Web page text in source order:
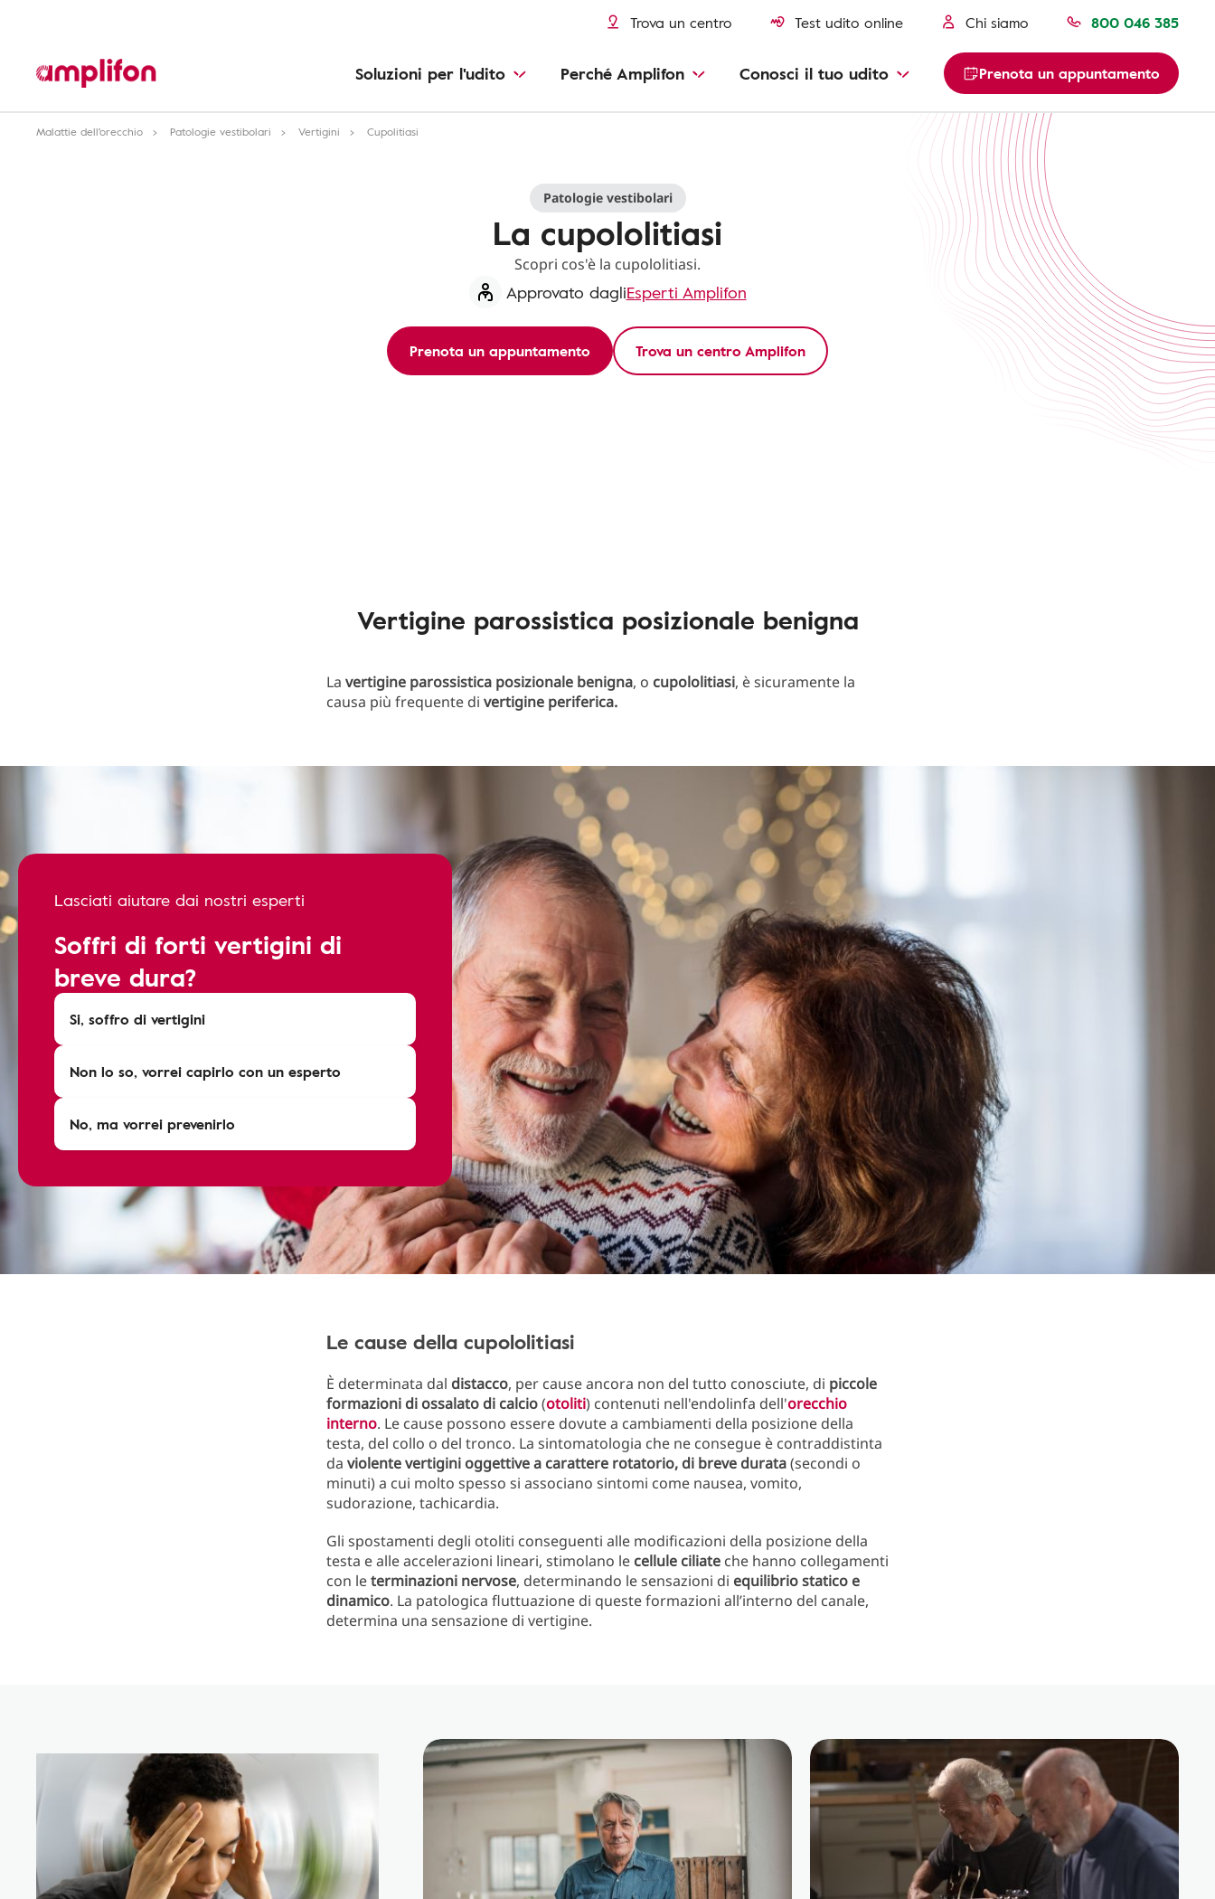
Trova un centro Test udito online Chi siamo 800 046 385
Soluzioni per l'udito Perché Amplifon Conosci il tuo udito Prenota un appuntamento
Malattie dell'orecchio Patologie vestibolari Vertigini Cupolitiasi
Patologie vestibolari
La cupololitiasi
Scopri cos'è la cupololitiasi.
Approvato dagliEsperti Amplifon
Prenota un appuntamento Trova un centro Amplifon
Vertigine parossistica posizionale benigna
La vertigine parossistica posizionale benigna, o cupololitiasi, è sicuramente la
causa più frequente di vertigine periferica.
Lasciati aiutare dai nostri esperti
Soffri di forti vertigini di
breve dura?
Si, soffro di vertigini
Non lo so, vorrei capirlo con un esperto
No, ma vorrei prevenirlo
Le cause della cupololitiasi
È determinata dal distacco, per cause ancora non del tutto conosciute, di piccole
formazioni di ossalato di calcio(otoliti) contenuti nell'endolinfa dell'orecchio
interno. Le cause possono essere dovute a cambiamenti della posizione della
testa, del collo o del tronco. La sintomatologia che ne consegue è contraddistinta
da violente vertigini oggettive a carattere rotatorio, di breve durata(secondi o
minuti) a cui molto spesso si associano sintomi come nausea, vomito,
sudorazione, tachicardia.
Gli spostamenti degli otoliti conseguenti alle modificazioni della posizione della
testa e alle accelerazioni lineari, stimolano le cellule ciliate che hanno collegamenti
con leterminazioni nervose, determinando le sensazioni di equilibrio statico e
dinamico. La patologica fluttuazione di queste formazioni all’interno del canale,
determina una sensazione di vertigine.